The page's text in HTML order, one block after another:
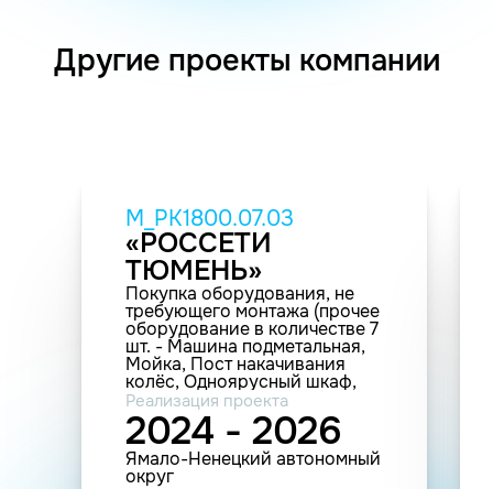
Другие проекты компании
M_PK1800.07.03
«РОССЕТИ
ТЮМЕНЬ»
Покупка оборудования, не
требующего монтажа (прочее
оборудование в количестве 7
шт. - Машина подметальная,
Мойка, Пост накачивания
колёс, Одноярусный шкаф,
Домкрат подкатной,
Дистиллятор, Пресс
гаражный)
Реализация проекта
2024 - 2026
Ямало-Ненецкий автономный
округ